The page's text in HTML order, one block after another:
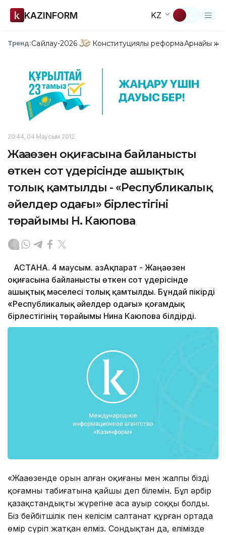
KAZINFORM KZ
Тренд:Сайлау-2026 Конституциялық реформаАрнайы
20:44, 04 Маусым 2012
Жаңаөзен оқиғаcына байланысты
өткен сот үдерісінде ашықтық
толық қамтылды - «Республикалық
әйелдер одағы» бірлестігінің
төрайымы Н. Каюпова
АСТАНА. 4 маусым. ҚазАқпарат - Жаңаөзен
оқиғасына байланысты өткен сот үдерісінде
ашықтық мәселесі толық қамтылды. Бұндай пікірді
«Республикалық әйелдер одағы» қоғамдық
бірлестігінің төрайымы Нина Каюпова білдірді.
«Жаңаөзенде орын алған оқиғаны мен жалпы біздің
қоғамның табиғатына қайшы деп білемін. Бұл әрбір
қазақстандықтың жүрегіне аса ауыр соққы болды.
Біз бейбітшілік пен келісім салтанат құрған ортада
өмір сүріп жатқан елміз. Сондықтан да, елімізде